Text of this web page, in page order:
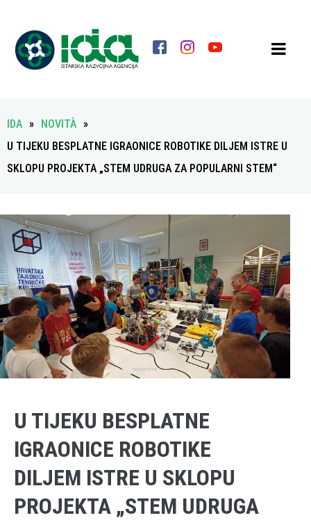
IDA » NOVITÀ »
U TIJEKU BESPLATNE IGRAONICE ROBOTIKE DILJEM ISTRE U
SKLOPU PROJEKTA „STEM UDRUGA ZA POPULARNI STEM“
U TIJEKU BESPLATNE
IGRAONICE ROBOTIKE
DILJEM ISTRE U SKLOPU
PROJEKTA „STEM UDRUGA